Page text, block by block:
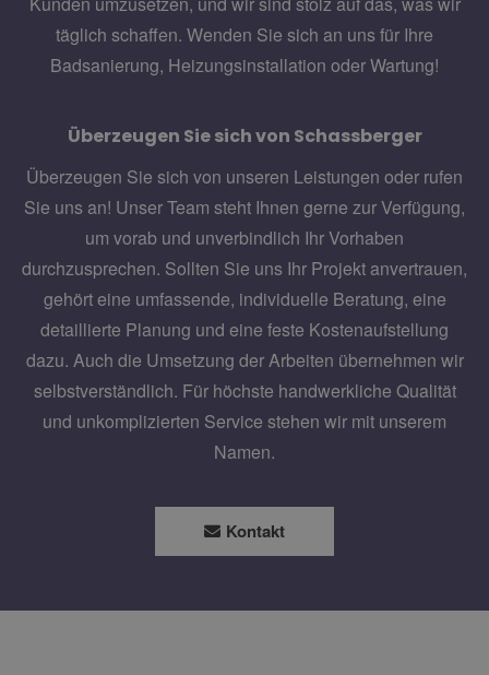
täglich schaffen. Wenden Sie sich an uns für Ihre
Badsanierung, Heizungsinstallation oder Wartung!
Überzeugen Sie sich von Schassberger
Überzeugen Sie sich von unseren Leistungen oder rufen
Sie uns an! Unser Team steht Ihnen gerne zur Verfügung,
um vorab und unverbindlich Ihr Vorhaben
durchzusprechen. Sollten Sie uns Ihr Projekt anvertrauen,
gehört eine umfassende, individuelle Beratung, eine
detaillierte Planung und eine feste Kostenaufstellung
dazu. Auch die Umsetzung der Arbeiten übernehmen wir
selbstverständlich. Für höchste handwerkliche Qualität
und unkomplizierten Service stehen wir mit unserem
Namen.
Kontakt